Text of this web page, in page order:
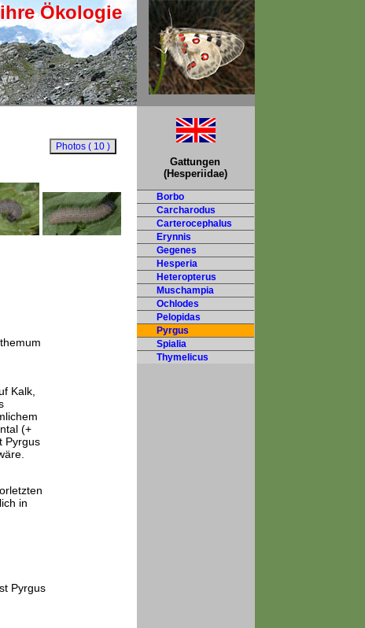
Ökologie
Kalk,
(+
Pyrgus
in
Pyrgus
Gattungen
(Hesperiidae)
Borbo
Carcharodus
Carterocephalus
Erynnis
Gegenes
Hesperia
Heteropterus
Muschampia
Ochlodes
Pelopidas
Pyrgus
Spialia
Thymelicus